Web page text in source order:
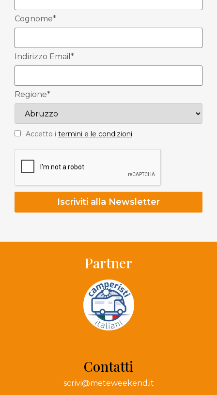
Cognome*
Indirizzo Email*
Regione*
Accetto i termini e le condizioni
Partner
Contatti
scrivi@meteweekend.it